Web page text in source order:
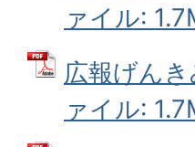
ァイル:
広報げん
ァイル: